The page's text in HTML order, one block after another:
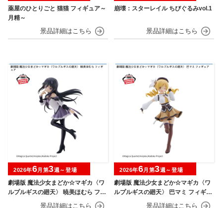
薬屋のひとりごと 猫猫 フィギュア～
月精～
崩壊：スターレイル ちびぐるみvol.1
劇場版 魔法少女まどか☆マギカ〈ワ
ルプルギスの廻天〉 暁美ほむら フィ
2026年6月第3週～登場
劇場版 魔法少女まどか☆マギカ〈ワ
ルプルギスの廻天〉 巴マミ フィギュ
2026年6月第3週～登場